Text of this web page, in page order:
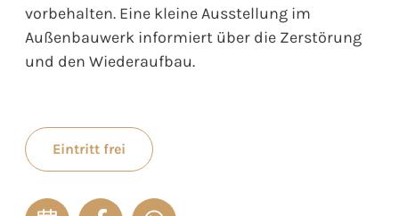
vorbehalten. Eine kleine Ausstellung im
Außenbauwerk informiert über die Zerstörung
und den Wiederaufbau.
Eintritt frei